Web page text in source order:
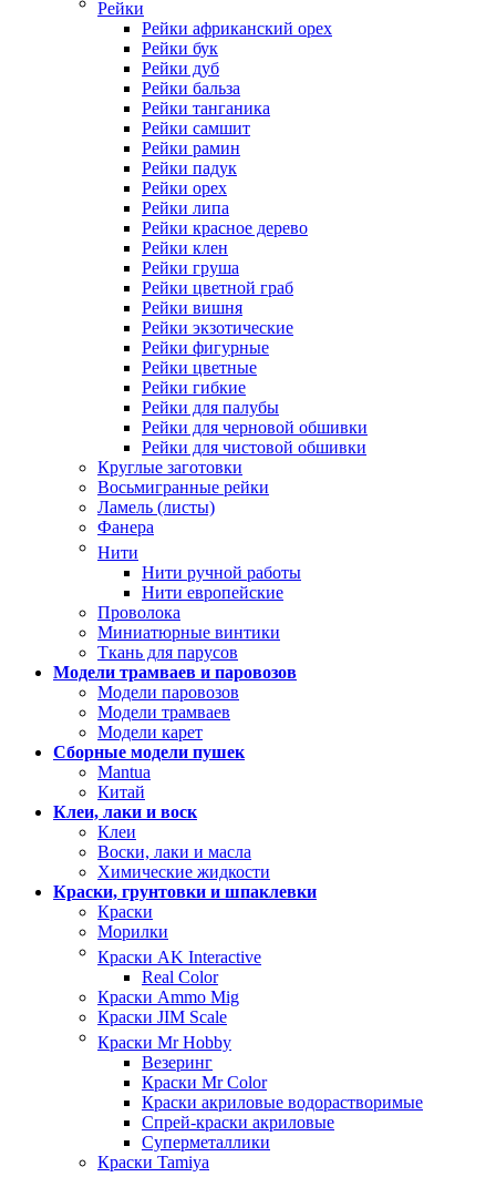
Рейки
Рейки африканский орех
Рейки бук
Рейки дуб
Рейки бальза
Рейки танганика
Рейки самшит
Рейки рамин
Рейки падук
Рейки орех
Рейки липа
Рейки красное дерево
Рейки клен
Рейки груша
Рейки цветной граб
Рейки вишня
Рейки экзотические
Рейки фигурные
Рейки цветные
Рейки гибкие
Рейки для палубы
Рейки для черновой обшивки
Рейки для чистовой обшивки
Круглые заготовки
Восьмигранные рейки
Ламель (листы)
Фанера
Нити
Нити ручной работы
Нити европейские
Проволока
Миниатюрные винтики
Ткань для парусов
Модели трамваев и паровозов
Модели паровозов
Модели трамваев
Модели карет
Сборные модели пушек
Mantua
Китай
Клеи, лаки и воск
Клеи
Воски, лаки и масла
Химические жидкости
Краски, грунтовки и шпаклевки
Краски
Морилки
Краски AK Interactive
Real Color
Краски Ammo Mig
Краски JIM Scale
Краски Mr Hobby
Везеринг
Краски Mr Color
Краски акриловые водорастворимые
Спрей-краски акриловые
Суперметаллики
Краски Tamiya